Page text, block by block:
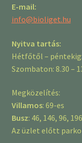
E-mail:
info@bioliget.hu
Nyitva tartás:
Hétfőtől – péntekig:
Szombaton: 8.30 –
Megközelítés:
Villamos: 69-es
Busz: 46, 146, 96,
Az üzlet előtt